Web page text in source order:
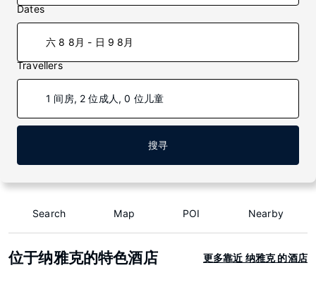
Dates
六 8 8月 - 日 9 8月
Travellers
1 间房, 2 位成人, 0 位儿童
搜寻
Search Map POI Nearby
位于纳雅克的特色酒店 更多靠近 纳雅克 的酒店